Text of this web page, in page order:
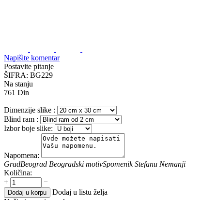
Napišite komentar
Postavite pitanje
ŠIFRA: BG229
Na stanju
761 Din
Dimenzije slike :
Blind ram :
Izbor boje slike:
Napomena:
GradBeograd Beogradski motivSpomenik Stefanu Nemanji
Količina:
+
−
Dodaj u korpu
Dodaj u listu želja